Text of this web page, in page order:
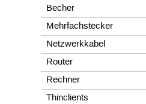
Becher
Mehrfachstecker
Netzwerkkabel
Router
Rechner
Thinclients